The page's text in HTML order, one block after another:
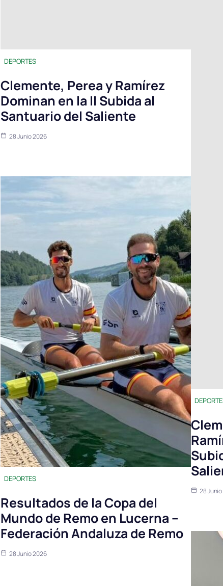
DEPORTES
Clemente, Perea y Ramírez
Dominan en la II Subida al
Santuario del Saliente
28 Junio 2026
DEPORTES
Resultados de la Copa del
Mundo de Remo en Lucerna –
Federación Andaluza de Remo
28 Junio 2026
28